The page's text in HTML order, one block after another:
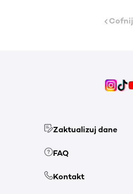
Cofnij
Zaktualizuj dane
FAQ
Kontakt